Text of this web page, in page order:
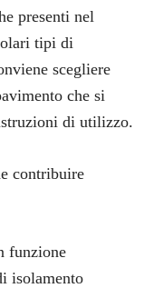
presenti nel
tipi di
scegliere
che si
di utilizzo.
contribuire
funzione
isolamento